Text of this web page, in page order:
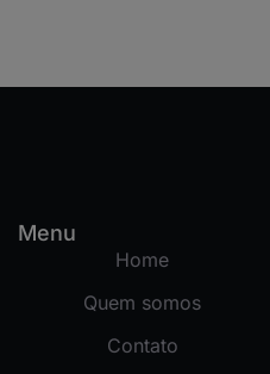
Menu
Home
Quem somos
Contato